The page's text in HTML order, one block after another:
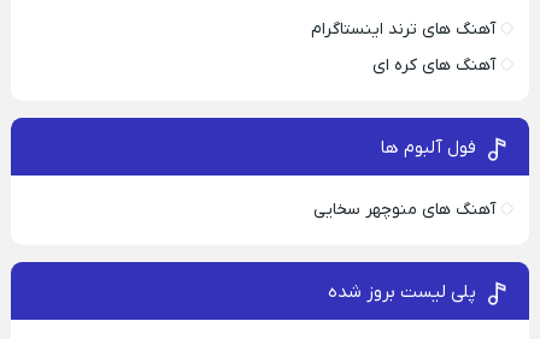
آهنگ های ترند اینستاگرام
آهنگ های کره ای
فول آلبوم ها
آهنگ های منوچهر سخایی
پلی لیست بروز شده